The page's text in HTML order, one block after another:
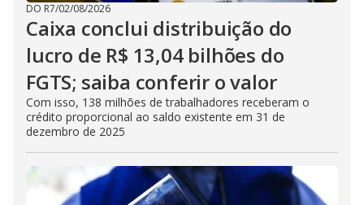
DO R7/02/08/2026
Caixa conclui distribuição do
lucro de R$ 13,04 bilhões do
FGTS; saiba conferir o valor
Com isso, 138 milhões de trabalhadores receberam o
crédito proporcional ao saldo existente em 31 de
dezembro de 2025